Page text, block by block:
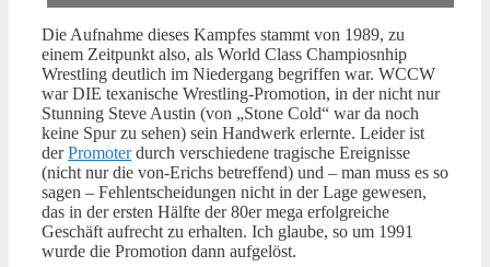
Die Aufnahme dieses Kampfes stammt von 1989, zu
einem Zeitpunkt also, als World Class Champiosnhip
Wrestling deutlich im Niedergang begriffen war. WCCW
war DIE texanische Wrestling-Promotion, in der nicht nur
Stunning Steve Austin (von „Stone Cold“ war da noch
keine Spur zu sehen) sein Handwerk erlernte. Leider ist
derPromoterdurch verschiedene tragische Ereignisse
(nicht nur die von-Erichs betreffend) und – man muss es so
sagen – Fehlentscheidungen nicht in der Lage gewesen,
das in der ersten Hälfte der 80er mega erfolgreiche
Geschäft aufrecht zu erhalten. Ich glaube, so um 1991
wurde die Promotion dann aufgelöst.